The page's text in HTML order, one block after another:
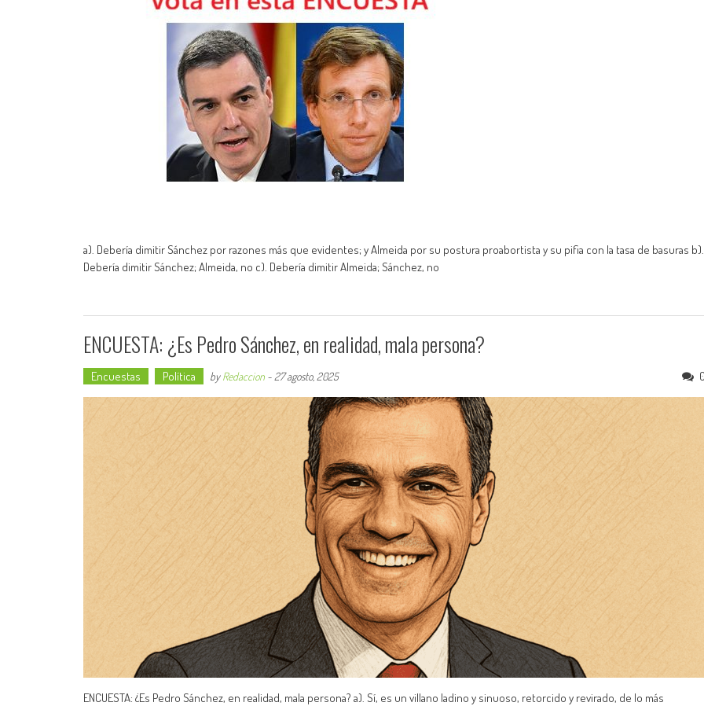
a). Debería dimitir Sánchez por razones más que evidentes; y Almeida por su postura proabortista y su pifia con la tasa de basuras b).
Debería dimitir Sánchez; Almeida, no c). Debería dimitir Almeida; Sánchez, no
ENCUESTA: ¿Es Pedro Sánchez, en realidad, mala persona?
Encuestas Política byRedaccion - 27 agosto, 2025
ENCUESTA: ¿Es Pedro Sánchez, en realidad, mala persona? a). Sí, es un villano ladino y sinuoso, retorcido y revirado, de lo más